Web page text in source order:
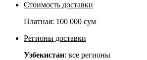
Стоимость доставки
Платная: 100 000 сум
Регионы доставки
Узбекистан: все регионы